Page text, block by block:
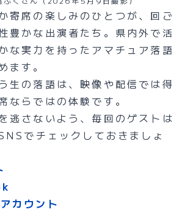
寄席の楽しみのひとつが、回ご
豊かな出演者たち。県内外で活
な実力を持ったアマチュア落語
ます。
生の落語は、映像や配信では得
ならではの体験です。
逃さないよう、毎回のゲストは
でチェックしておきましょ
カウント